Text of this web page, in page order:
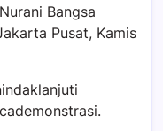
Bangsa
Pusat, Kamis